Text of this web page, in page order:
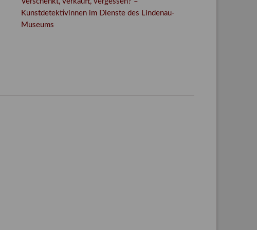
Kunstdetektivinnen im Dienste des Lindenau-
Museums